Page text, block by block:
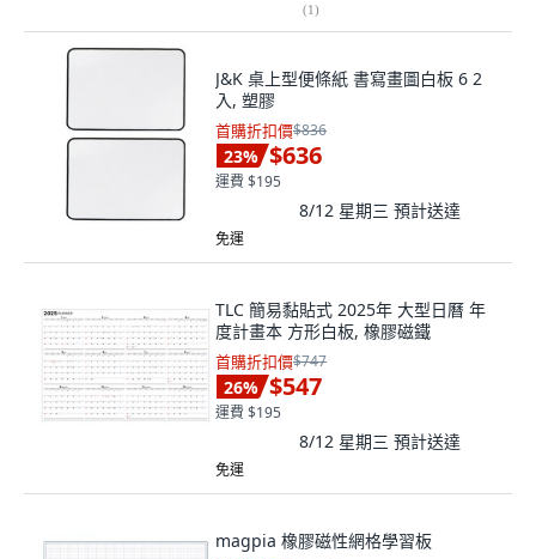
(1)
J&K 桌上型便條紙 書寫畫圖白板 6 2
入, 塑膠
首購折扣價$836
23% $636
運費 $195
8/12 星期三 預計送達
免運
TLC 簡易黏貼式 2025年 大型日曆 年
度計畫本 方形白板, 橡膠磁鐵
首購折扣價$747
26% $547
運費 $195
8/12 星期三 預計送達
免運
magpia 橡膠磁性網格學習板